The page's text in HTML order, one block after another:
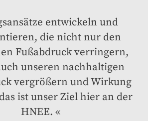
entwickeln und
die nicht nur den
Fußabdruck verringern,
unseren nachhaltigen
vergrößern und Wirkung
ist unser Ziel hier an der
HNEE.